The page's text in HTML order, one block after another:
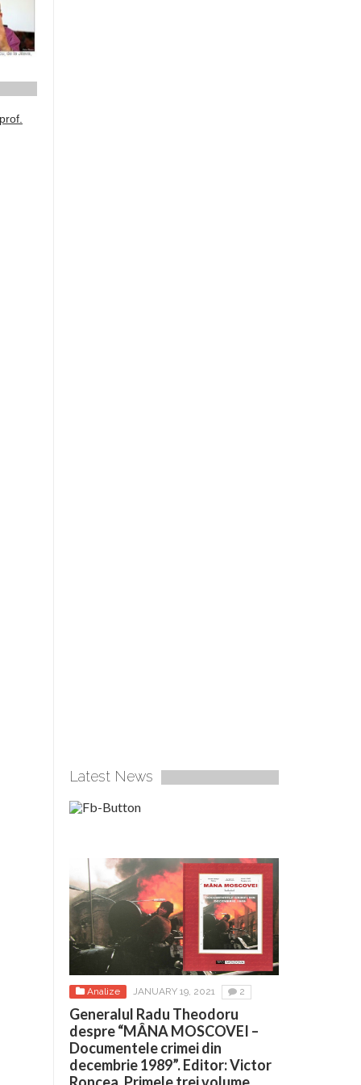
Latest News
Analize JANUARY 19, 2021 2
Generalul Radu Theodoru
despre “MÂNA MOSCOVEI –
Documentele crimei din
decembrie 1989”. Editor: Victor